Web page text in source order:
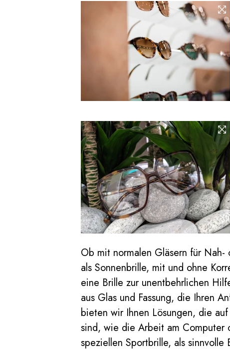
Ob mit normalen Gläsern für
als Sonnenbrille, mit und ohne
eine Brille zur unentbehrlichen
aus Glas und Fassung, die Ihren
bieten wir Ihnen Lösungen, die
sind, wie die Arbeit am Computer
speziellen Sportbrille, als sinnvolle